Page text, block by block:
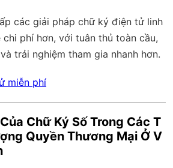
các giải pháp chữ ký điện tử linh
chi phí hơn, với tuân thủ toàn cầu,
trải nghiệm tham gia nhanh hơn.
miễn phí
Chữ Ký Số Trong Các T
Quyền Thương Mại Ở V